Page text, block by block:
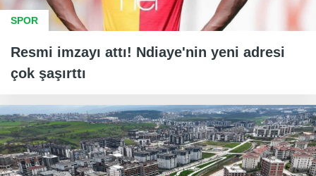
SPOR
Resmi imzayı attı! Ndiaye'nin yeni adresi
çok şaşırttı